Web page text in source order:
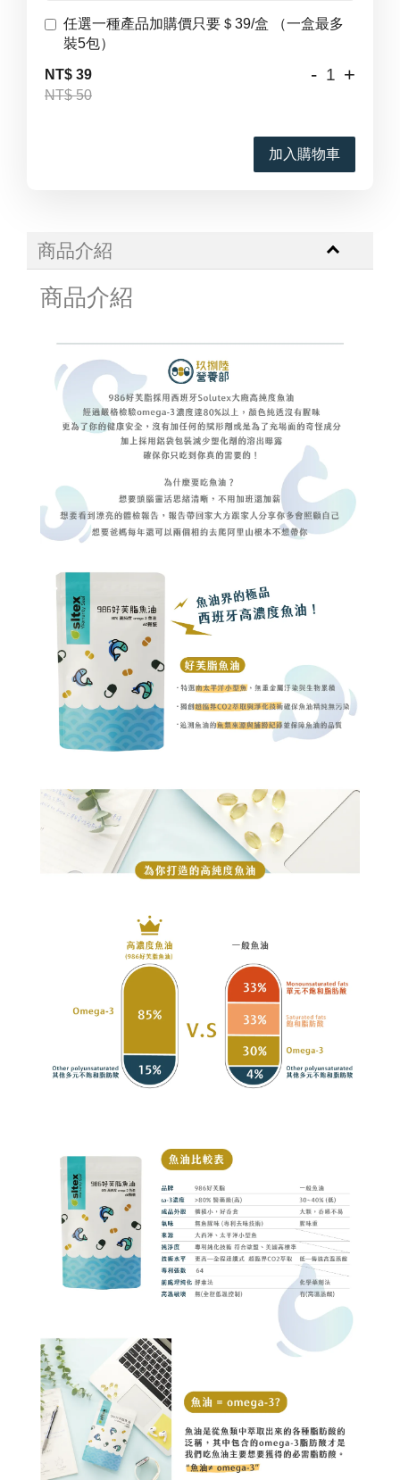
任選一種產品加購價只要＄39/盒 （一盒最多
裝5包）
NT$ 39
NT$ 50
- +
加入購物車
商品介紹
商品介紹